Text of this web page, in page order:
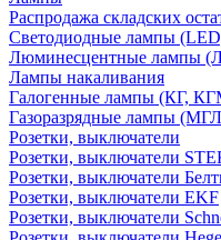
Распродажа складских
Светодиодные лампы
Люминесцентные лампы
Лампы накаливания
Галогенные лампы (КГ,
Газоразрядные лампы
Розетки, выключатели
Розетки, выключатели
Розетки, выключатели
Розетки, выключатели EKF
Розетки, выключатели